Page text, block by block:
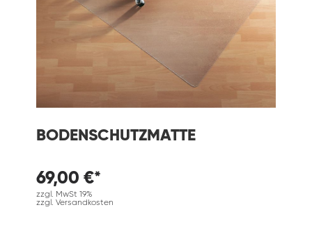
BODENSCHUTZMATTE
69,00 €*
zzgl. MwSt 19%
zzgl. Versandkosten